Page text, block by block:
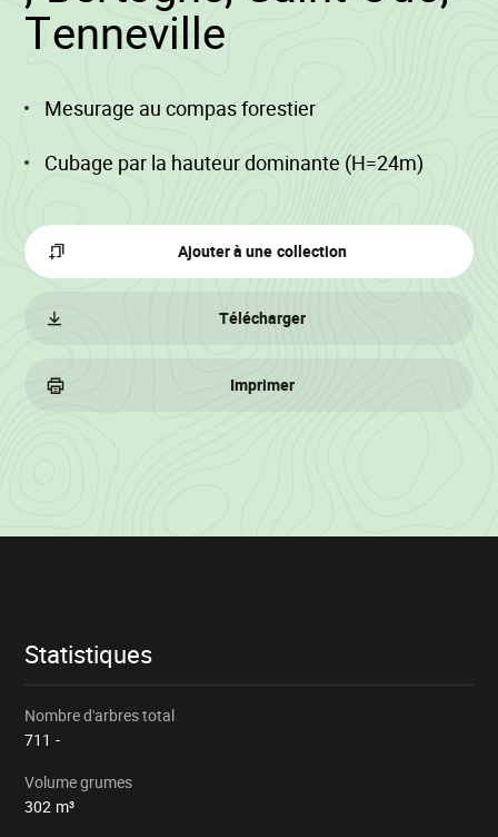
Tenneville
Mesurage au compas forestier
Cubage par la hauteur dominante (H=24m)
Ajouter à une collection
Télécharger
Imprimer
Informations
Statistiques
Nombre d'arbres total
711 -
Volume grumes
302 m³